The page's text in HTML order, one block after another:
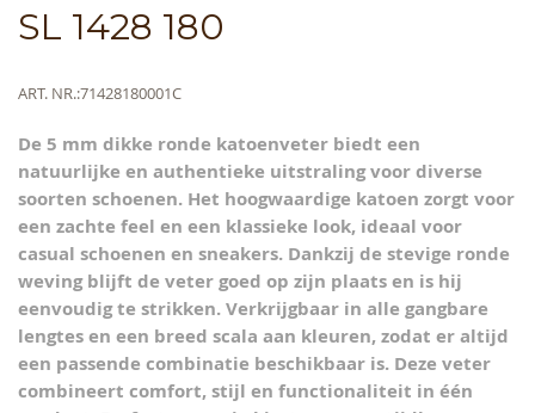
SL 1428 180
Meer
ART. NR.71428180001C
De 5 mm dikke ronde katoenveter biedt een
natuurlijke en authentieke uitstraling voor diverse
soorten schoenen. Het hoogwaardige katoen zorgt voor
een zachte feel en een klassieke look, ideaal voor
casual schoenen en sneakers. Dankzij de stevige ronde
weving blijft de veter goed op zijn plaats en is hij
eenvoudig te strikken. Verkrijgbaar in alle gangbare
lengtes en een breed scala aan kleuren, zodat er altijd
een passende combinatie beschikbaar is. Deze veter
combineert comfort, stijl en functionaliteit in één
images
gallery